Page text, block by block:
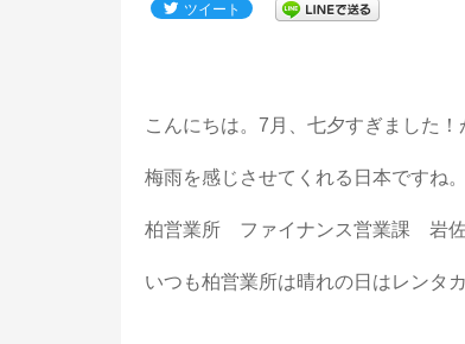
ツイート
こんにちは。7月、七夕すぎました！
梅雨を感じさせてくれる日本ですね。
柏営業所 ファイナンス営業課 岩佐
いつも柏営業所は晴れの日はレンタ